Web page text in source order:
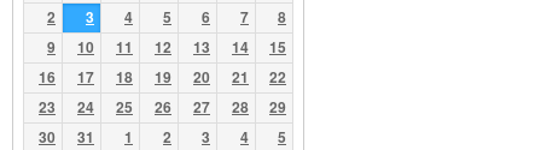
2
3 4 5 6 7
8
9
10 11 12 13 14
15
16
17 18 19 20 21
22
23
24 25 26 27 28
29
30
31 1 2 3 4 5